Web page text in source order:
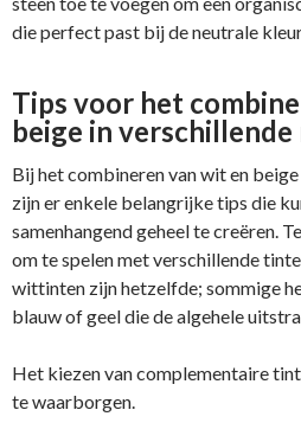
die perfect past bij de neutrale
Tips voor het
beige in
Bij het combineren van wit en
zijn er enkele belangrijke tips die
samenhangend geheel te creëren.
om te spelen met verschillende
wittinten zijn hetzelfde; sommige
blauw of geel die de algehele
Het kiezen van complementaire
te waarborgen.